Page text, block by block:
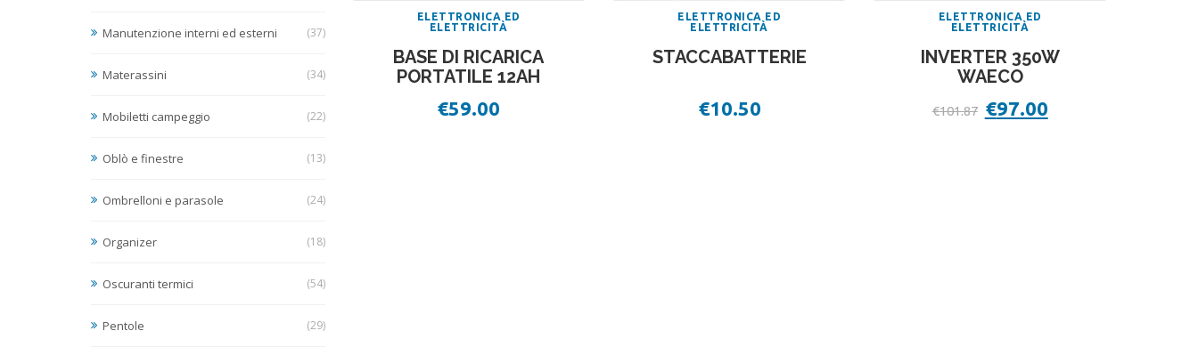
Manutenzione interni ed esterni (37)
Materassini (34)
Mobiletti campeggio (22)
Oblò e finestre (13)
Ombrelloni e parasole (24)
Organizer (18)
Oscuranti termici (54)
Pentole (29)
ELETTRONICA ED
ELETTRICITÀ
BASE DI RICARICA
PORTATILE 12AH
€59.00
ELETTRONICA ED
ELETTRICITÀ
STACCABATTERIE
€10.50
ELETTRONICA ED
ELETTRICITÀ
INVERTER 350W
WAECO
€101.87 Il
prezzo
€97.00Il
prezzo